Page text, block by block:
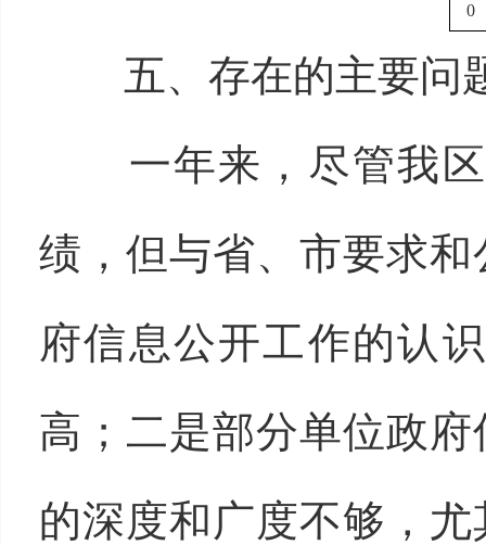
0
五、存在的主要问
一年来，尽管我区
绩，但与省、市要求
府信息公开工作的认
高；二是部分单位政
的深度和广度不够，